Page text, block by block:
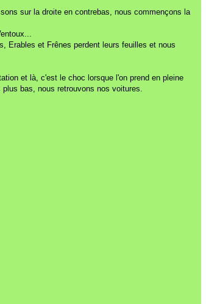
sur la droite en contrebas, nous commençons la
Erables et Frênes perdent leurs feuilles et nous
et là, c'est le choc lorsque l'on prend en pleine
bas, nous retrouvons nos voitures.